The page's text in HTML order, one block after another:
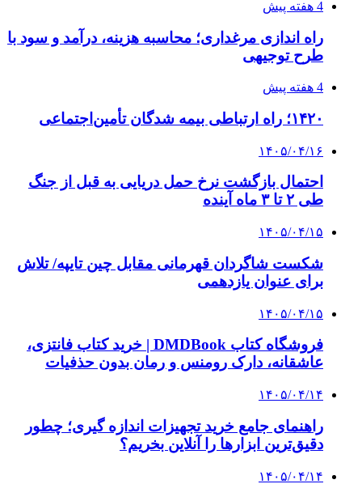
خرید بهترین قهوه | خرید قهوه | قهوه گرنیکا کافی
صندوق طلا
وام فوری
بازار و کسب و کار
3 هفته پیش
خرید ابزار آلات دستی و صنعتی زیر قیمت بازار؛
چطور ابزار اصل را با بهترین قیمت تهیه کنیم؟
3 هفته پیش
چرا انتخاب تامین‌کننده تجهیزات جوشکاری، کیفیت
پروژه را تعیین می‌کند؟
3 هفته پیش
از کجا تجهیزات ترافیکی باکیفیت بخریم؟ راهنمای
انتخاب بهترین فروشنده
4 هفته پیش
راه اندازی مرغداری؛ محاسبه هزینه، درآمد و سود با
طرح توجیهی
۱۴۰۵/۰۴/۱۵